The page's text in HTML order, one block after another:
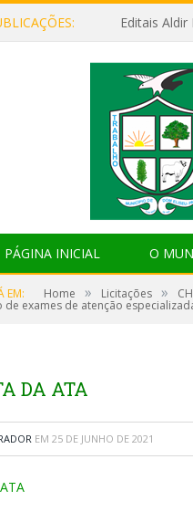
Editais
PÁGINA INICIAL O
EM: Home » Licitações »
de exames de atenção
DA ATA
EM 25 DE JUNHO DE 2021